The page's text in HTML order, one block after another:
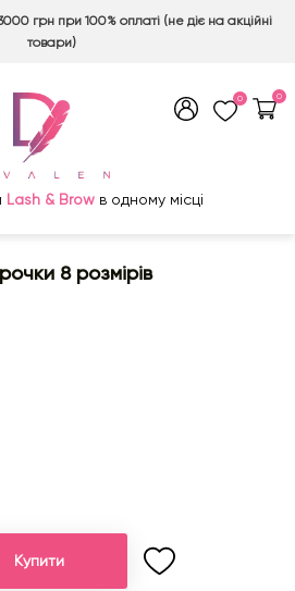
грн при 100% оплаті (не діє на акційні
товари)
0 0
Lash & Brow в одному місці
8 розмірів
Купити